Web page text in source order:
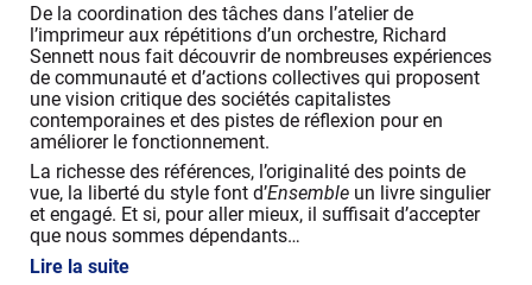
De la coordination des tâches dans l’atelier de
l’imprimeur aux répétitions d’un orchestre, Richard
Sennett nous fait découvrir de nombreuses expériences
de communauté et d’actions collectives qui proposent
une vision critique des sociétés capitalistes
contemporaines et des pistes de réflexion pour en
améliorer le fonctionnement.
La richesse des références, l’originalité des points de
vue, la liberté du style font d’Ensemble un livre singulier
et engagé. Et si, pour aller mieux, il suffisait d’accepter
que nous sommes dépendants…
Lire la suite